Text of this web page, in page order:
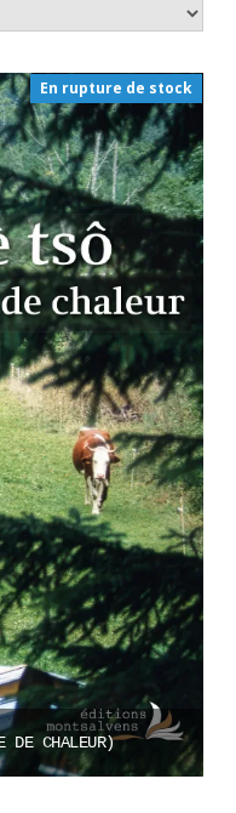
En rupture de stock
DE CHALEUR)